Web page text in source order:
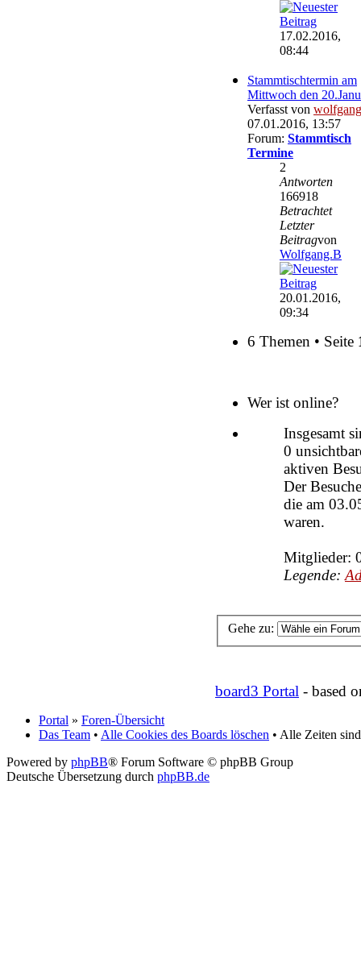
17.02.2016,
08:44
Stammtischtermin am
Mittwoch den
Verfasst von wolfgang
07.01.2016, 13:57
Forum: Stammtisch
Termine
2
Antworten
166918
Betrachtet
Letzter
Beitragvon
Wolfgang.B
20.01.2016,
09:34
6 Themen • Seite
Wer ist online?
Insgesamt
0
aktiven
Der
die am
waren.
Mitglieder:
Legende:
Gehe zu:
board3 Portal - based
Portal » Foren-Übersicht
Das Team • Alle Cookies des Boards löschen • Alle Zeiten
Powered by phpBB® Forum Software © phpBB Group
Deutsche Übersetzung durch phpBB.de